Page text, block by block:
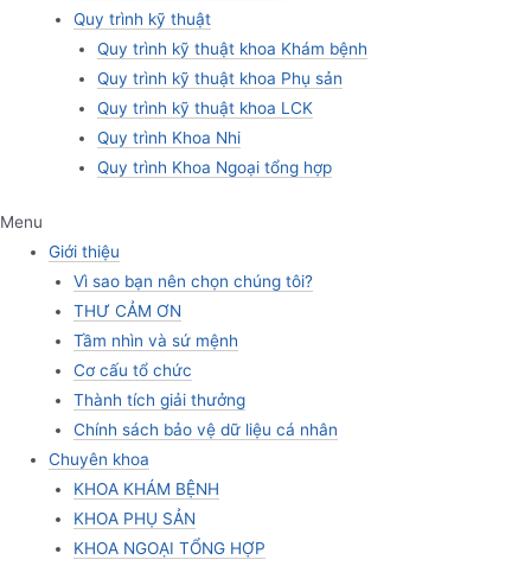
Quy trình kỹ thuật
Quy trình kỹ thuật khoa Khám bệnh
Quy trình kỹ thuật khoa Phụ sản
Quy trình kỹ thuật khoa LCK
Quy trình Khoa Nhi
Quy trình Khoa Ngoại tổng hợp
Menu
Giới thiệu
Vì sao bạn nên chọn chúng tôi?
THƯ CẢM ƠN
Tầm nhìn và sứ mệnh
Cơ cấu tổ chức
Thành tích giải thưởng
Chính sách bảo vệ dữ liệu cá nhân
Chuyên khoa
KHOA KHÁM BỆNH
KHOA PHỤ SẢN
KHOA NGOẠI TỔNG HỢP